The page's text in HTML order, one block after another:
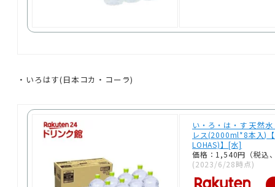
・いろはす(日本コカ・コーラ)
い・ろ・は・す 天然
レス(2000ml*8本入)
LOHAS)】[水]
価格：1,540円（税込
(2023/6/28時点)